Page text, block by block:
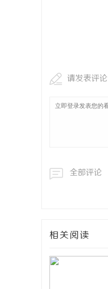
请发表评论
全部评论
相关阅读